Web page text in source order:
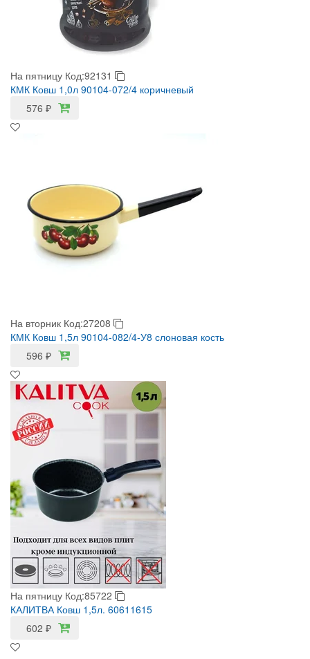
На пятницу Код:92131
КМК Ковш 1,0л 90104-072/4 коричневый
576 ₽
На вторник Код:27208
КМК Ковш 1,5л 90104-082/4-У8 слоновая кость
596 ₽
На пятницу Код:85722
КАЛИТВА Ковш 1,5л. 60611615
602 ₽